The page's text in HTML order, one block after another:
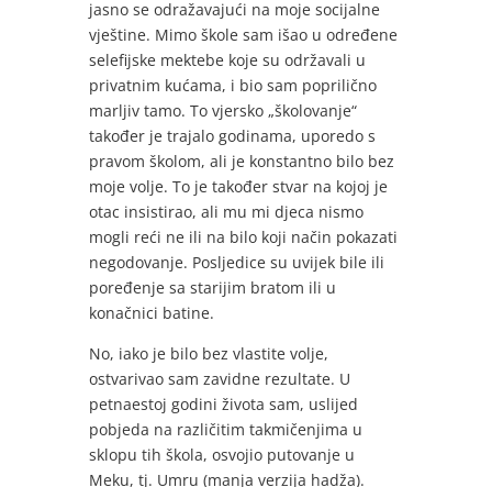
jasno se odražavajući na moje socijalne
vještine. Mimo škole sam išao u određene
selefijske mektebe koje su održavali u
privatnim kućama, i bio sam poprilično
marljiv tamo. To vjersko „školovanje“
također je trajalo godinama, uporedo s
pravom školom, ali je konstantno bilo bez
moje volje. To je također stvar na kojoj je
otac insistirao, ali mu mi djeca nismo
mogli reći ne ili na bilo koji način pokazati
negodovanje. Posljedice su uvijek bile ili
poređenje sa starijim bratom ili u
konačnici batine.
No, iako je bilo bez vlastite volje,
ostvarivao sam zavidne rezultate. U
petnaestoj godini života sam, uslijed
pobjeda na različitim takmičenjima u
sklopu tih škola, osvojio putovanje u
Meku, tj. Umru (manja verzija hadža).